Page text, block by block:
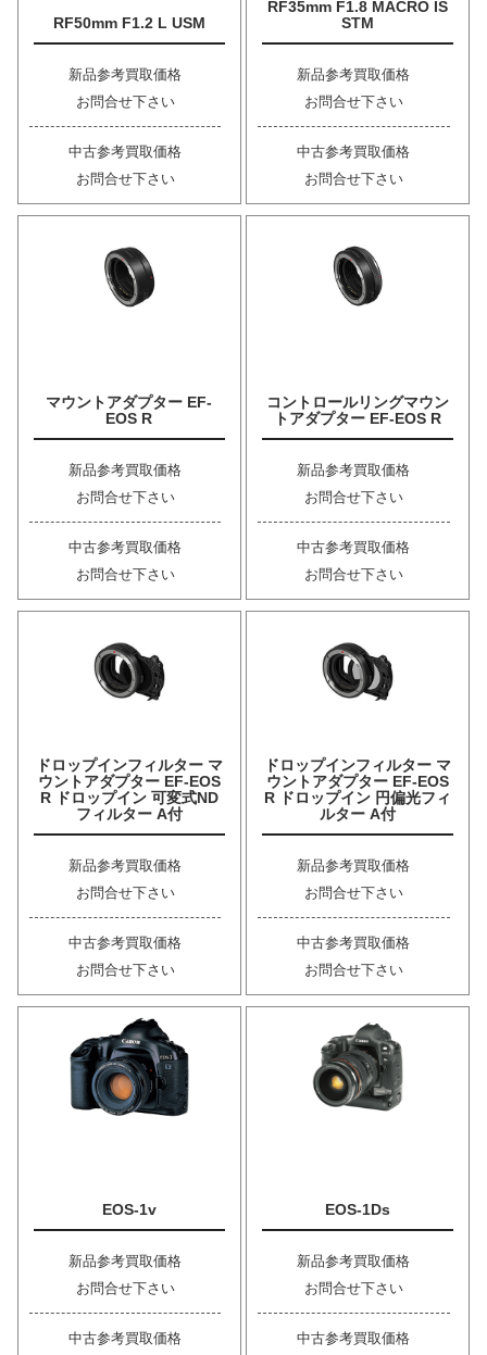
RF50mm F1.2 L USM
新品参考買取価格
お問合せ下さい
中古参考買取価格
お問合せ下さい
RF35mm F1.8 MACRO IS
STM
新品参考買取価格
お問合せ下さい
中古参考買取価格
お問合せ下さい
マウントアダプター EF-
EOS R
新品参考買取価格
お問合せ下さい
中古参考買取価格
お問合せ下さい
コントロールリングマウン
トアダプター EF-EOS R
新品参考買取価格
お問合せ下さい
中古参考買取価格
お問合せ下さい
ドロップインフィルター マ
ウントアダプター EF-EOS
R ドロップイン 可変式ND
フィルター A付
新品参考買取価格
お問合せ下さい
中古参考買取価格
お問合せ下さい
ドロップインフィルター マ
ウントアダプター EF-EOS
R ドロップイン 円偏光フィ
ルター A付
新品参考買取価格
お問合せ下さい
中古参考買取価格
お問合せ下さい
EOS-1v
新品参考買取価格
お問合せ下さい
中古参考買取価格
EOS-1Ds
新品参考買取価格
お問合せ下さい
中古参考買取価格